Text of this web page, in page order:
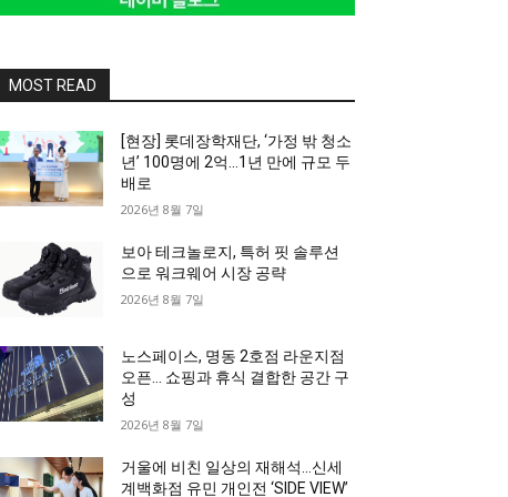
MOST READ
[현장] 롯데장학재단, ‘가정 밖 청소
년’ 100명에 2억…1년 만에 규모 두
배로
2026년 8월 7일
보아 테크놀로지, 특허 핏 솔루션
으로 워크웨어 시장 공략
2026년 8월 7일
노스페이스, 명동 2호점 라운지점
오픈… 쇼핑과 휴식 결합한 공간 구
성
2026년 8월 7일
거울에 비친 일상의 재해석…신세
계백화점 유민 개인전 ‘SIDE VIEW’